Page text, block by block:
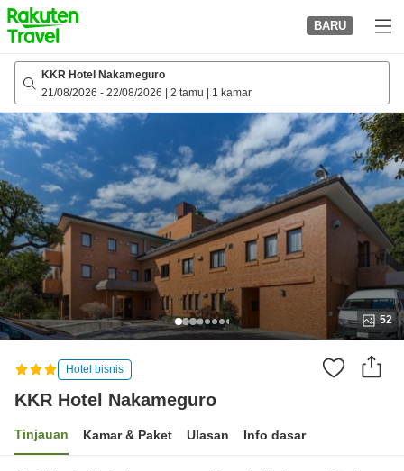
to
top
page
BARU
KKR Hotel Nakameguro
21/08/2026 - 22/08/2026 2 tamu 1 kamar
52
Hotel bisnis
KKR Hotel Nakameguro
Tinjauan Kamar & Paket Ulasan Info dasar